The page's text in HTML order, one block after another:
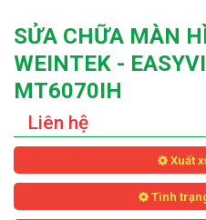
SỬA CHỮA MÀN
WEINTEK -
MT6070IH
Liên hệ
Xuất
Tình